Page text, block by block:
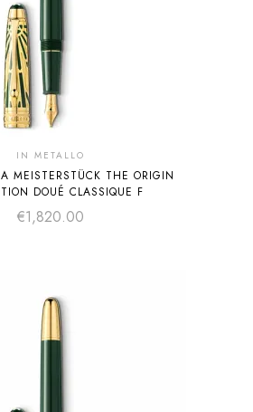
IN METALLO
MEISTERSTÜCK THE ORIGIN
DOUÉ CLASSIQUE F
€1,820.00